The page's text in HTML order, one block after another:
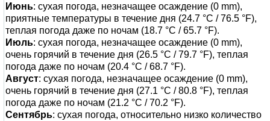
Июнь: сухая погода, незначащее осаждение (0 mm),
приятные температуры в течение дня (24.7 °C / 76.5 °F),
теплая погода даже по ночам (18.7 °C / 65.7 °F).
Июль: сухая погода, незначащее осаждение (0 mm),
очень горячий в течение дня (26.5 °C / 79.7 °F), теплая
погода даже по ночам (20.4 °C / 68.7 °F).
Август: сухая погода, незначащее осаждение (0 mm),
очень горячий в течение дня (27.1 °C / 80.8 °F), теплая
погода даже по ночам (21.2 °C / 70.2 °F).
Сентябрь: сухая погода, относительно низко количество